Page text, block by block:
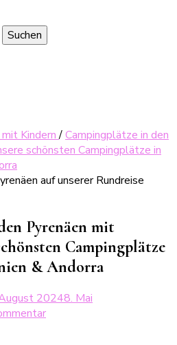
mit Kindern/Campingplätze in den
schönsten Campingplätze in
Pyrenäen mit
Campingplätze
& Andorra
20248. Mai
zu